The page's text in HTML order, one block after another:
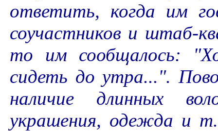
ответить, когда им
соучастников и штаб-
то им сообщалось:
сидеть до утра...".
наличие длинных
украшения, одежда и